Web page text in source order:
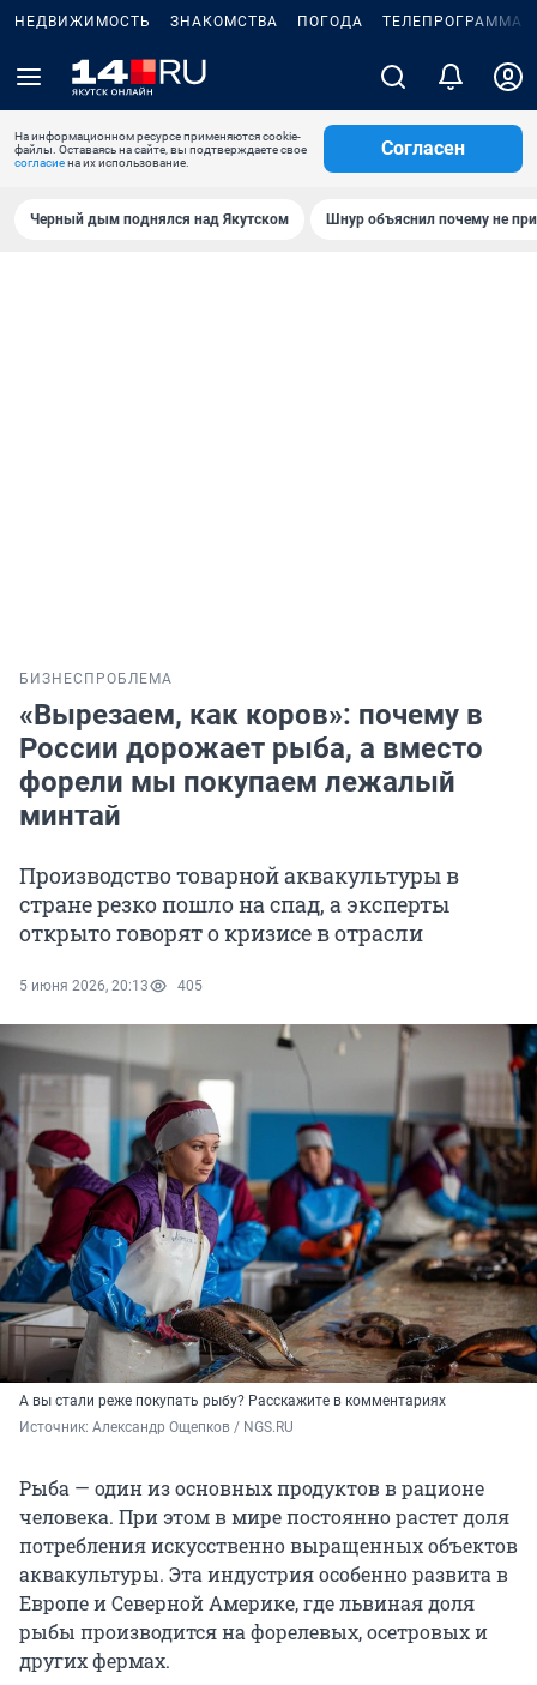
НЕДВИЖИМОСТЬ ЗНАКОМСТВА ПОГОДА ТЕЛЕПРОГРАММА
На информационном ресурсе применяются cookie-
файлы. Оставаясь на сайте, вы подтверждаете свое
согласиена их использование.
Согласен
Черный дым поднялся над Якутском Шнур объяснил почему не
БИЗНЕС ПРОБЛЕМА
«Вырезаем, как коров»: почему в
России дорожает рыба, а вместо
форели мы покупаем лежалый
минтай
Производство товарной аквакультуры в
стране резко пошло на спад, а эксперты
открыто говорят о кризисе в отрасли
5 июня 2026, 20:13 405
А вы стали реже покупать рыбу? Расскажите в комментариях
Источник: Александр Ощепков / NGS.RU
Рыба — один из основных продуктов в рационе
человека. При этом в мире постоянно растет доля
потребления искусственно выращенных объектов
аквакультуры. Эта индустрия особенно развита в
Европе и Северной Америке, где львиная доля
рыбы производится на форелевых, осетровых и
других фермах.